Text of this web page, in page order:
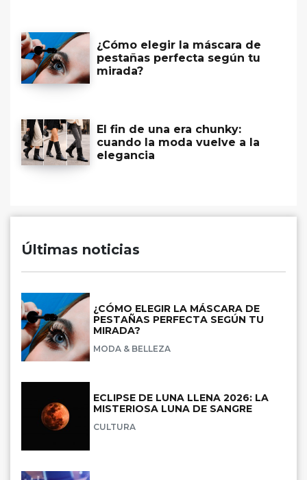
¿Cómo elegir la máscara de
pestañas perfecta según tu
mirada?
El fin de una era chunky:
cuando la moda vuelve a la
elegancia
Últimas noticias
¿CÓMO ELEGIR LA MÁSCARA DE
PESTAÑAS PERFECTA SEGÚN TU
MIRADA?
MODA & BELLEZA
ECLIPSE DE LUNA LLENA 2026: LA
MISTERIOSA LUNA DE SANGRE
CULTURA